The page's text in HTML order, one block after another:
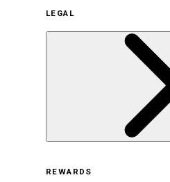
サステナビリティ
サステナビリティの
ヒス
採用
LEGAL
REWARDS